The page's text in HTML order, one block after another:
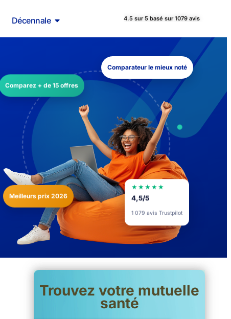
Décennale 4.5 sur 5 basé sur 1079 avis
Comparez + de 15 offres
Meilleurs prix 2026
Comparateur le mieux noté
★★★★★
4,5/5
1 079 avis Trustpilot
Trouvez votre mutuelle
santé